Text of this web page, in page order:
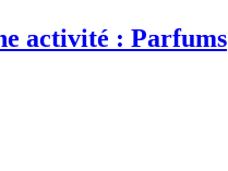
activité : Parfums